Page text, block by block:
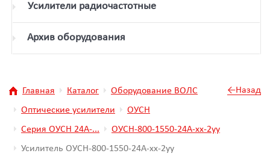
Усилители радиочастотные
Архив оборудования
Главная Каталог
Оборудование ВОЛС
Оптические усилители
ОУСН
Серия ОУСН 24А-...
ОУСН-800-1550-24А-xx-2уу
Усилитель ОУСН-800-1550-24А-xx-2уу
←Назад